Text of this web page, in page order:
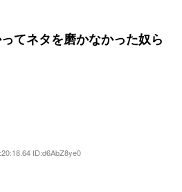
てネタを磨かなかった奴ら
ID:d6AbZ8ye0